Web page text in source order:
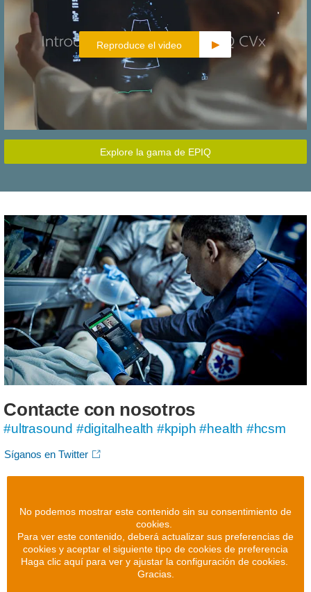
Reproduce el video
Explore la gama de EPIQ
Contacte con nosotros
#ultrasound #digitalhealth #kpiph #health #hcsm
Síganos en Twitter
No podemos mostrar este contenido sin su consentimiento de
cookies.
Para ver este contenido, deberá actualizar sus preferencias de
cookies y aceptar el siguiente tipo de cookies de preferencia
Haga clic aquí para ver y ajustar la configuración de cookies.
Gracias.